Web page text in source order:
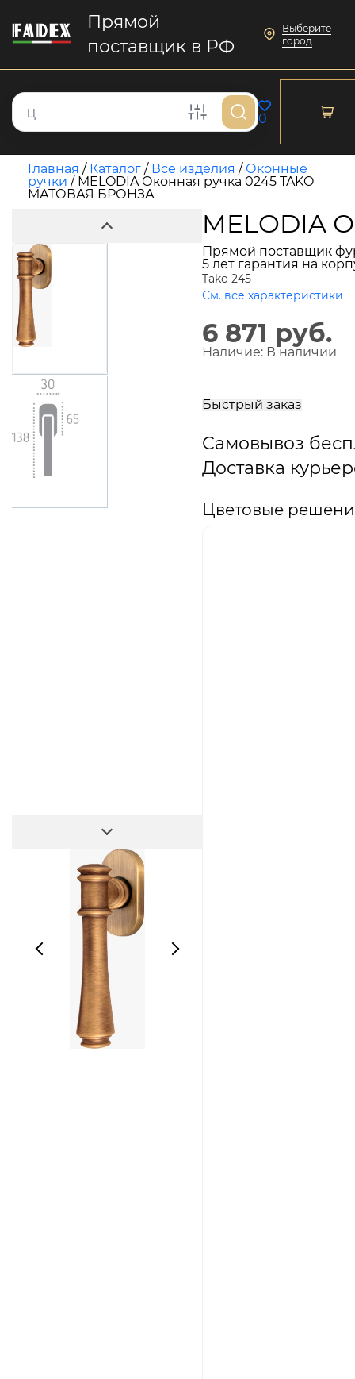
Прямой
поставщик в РФ
Выберите
город
0
Главная / Каталог / Все изделия / Оконные
ручки / MELODIA Оконная ручка 0245 TAKO
МАТОВАЯ БРОНЗА
MELODIA
Прямой поставщик
5 лет гарантия на
Tako 245
См. все характеристики
6 871 руб.
Наличие: В наличии
Быстрый заказ
Самовывоз
Доставка
Цветовые